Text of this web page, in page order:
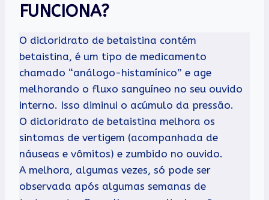
FUNCIONA?
O dicloridrato de betaistina contém
betaistina, é um tipo de medicamento
chamado “análogo-histamínico” e age
melhorando o fluxo sanguíneo no seu ouvido
interno. Isso diminui o acúmulo da pressão.
O dicloridrato de betaistina melhora os
sintomas de vertigem (acompanhada de
náuseas e vômitos) e zumbido no ouvido.
A melhora, algumas vezes, só pode ser
observada após algumas semanas de